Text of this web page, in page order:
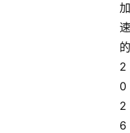
加
速
的
2
0
2
6